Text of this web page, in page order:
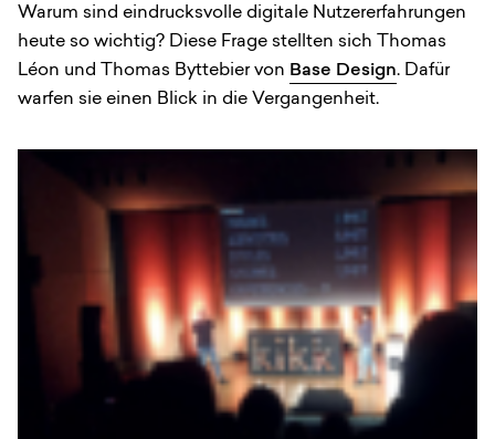
Warum sind eindrucksvolle digitale Nutzererfahrungen
heute so wichtig? Diese Frage stellten sich Thomas
Léon und Thomas Byttebier von Base Design. Dafür
warfen sie einen Blick in die Vergangenheit.